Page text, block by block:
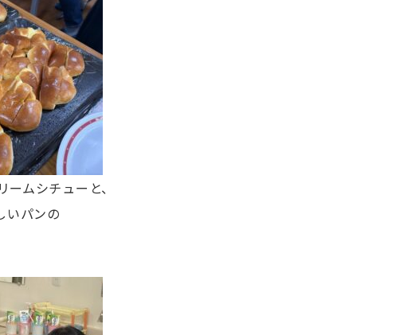
ムシチューと、
いパンの